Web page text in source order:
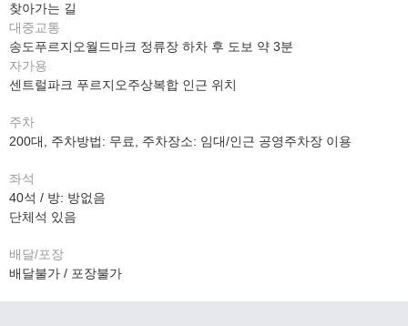
찾아가는 길
대중교통
송도푸르지오월드마크 정류장 하차 후 도보 약 3분
자가용
센트럴파크 푸르지오주상복합 인근 위치
주차
200대, 주차방법: 무료, 주차장소: 임대/인근 공영주차장 이용
좌석
40석 / 방: 방없음
단체석 있음
배달/포장
배달불가 / 포장불가